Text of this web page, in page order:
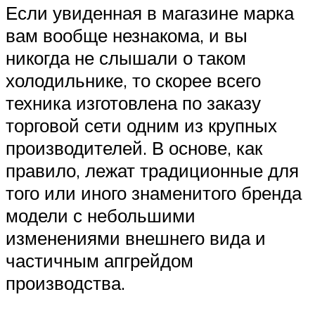
Если увиденная в магазине марка
вам вообще незнакома, и вы
никогда не слышали о таком
холодильнике, то скорее всего
техника изготовлена по заказу
торговой сети одним из крупных
производителей. В основе, как
правило, лежат традиционные для
того или иного знаменитого бренда
модели с небольшими
изменениями внешнего вида и
частичным апгрейдом
производства.